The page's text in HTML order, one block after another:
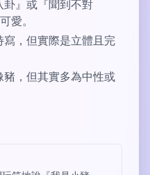
』或『聞到不對
愛。
，但實際是立體且完
，但其實多為中性或